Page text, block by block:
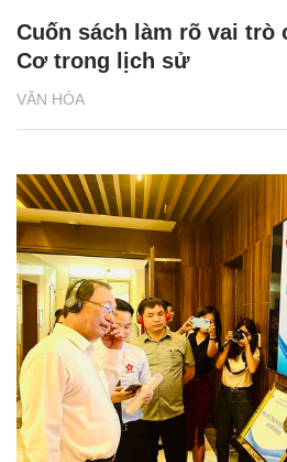
VĂN HÓA
Cuốn sách làm rõ vai trò
Cơ trong lịch sử